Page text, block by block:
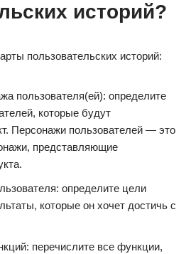
историй?
пользовательских историй:
пользователя(ей): определите
которые будут
Персонажи пользователей — это
представляющие
определите цели
которые он хочет достичь с
перечислите все функции,